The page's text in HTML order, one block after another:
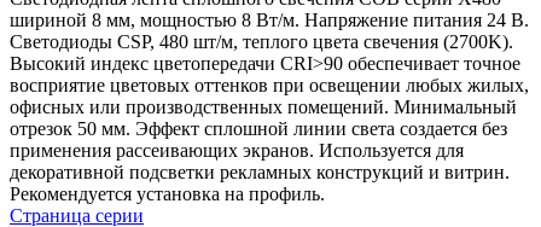
шириной 8 мм, мощностью 8 Вт/м. Напряжение питания 24 В.
Светодиоды CSP, 480 шт/м, теплого цвета свечения (2700K).
Высокий индекс цветопередачи CRI>90 обеспечивает точное
восприятие цветовых оттенков при освещении любых жилых,
офисных или производственных помещений. Минимальный
отрезок 50 мм. Эффект сплошной линии света создается без
применения рассеивающих экранов. Используется для
декоративной подсветки рекламных конструкций и витрин.
Рекомендуется установка на профиль.
Страница серии